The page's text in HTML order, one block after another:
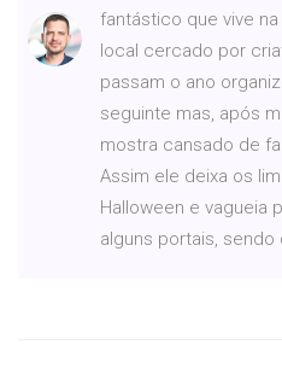
fantástico que vive
local cercado por
passam o ano
seguinte mas, após
mostra cansado de
Assim ele deixa os
Halloween e vagueia
alguns portais, sendo